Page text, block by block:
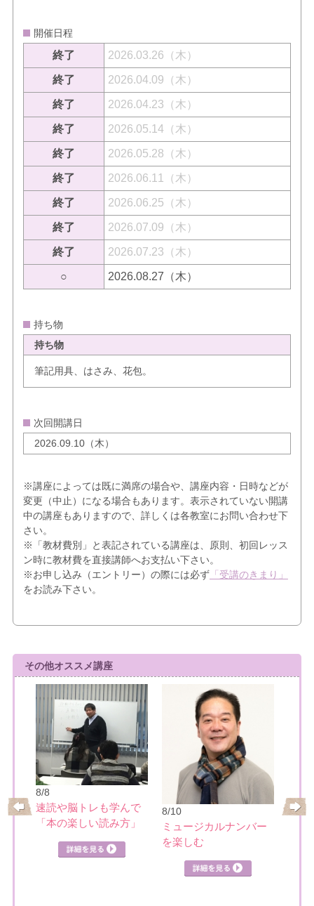
開催日程
終了 2026.03.26（木）
終了 2026.04.09（木）
終了 2026.04.23（木）
終了 2026.05.14（木）
終了 2026.05.28（木）
終了 2026.06.11（木）
終了 2026.06.25（木）
終了 2026.07.09（木）
終了 2026.07.23（木）
○ 2026.08.27（木）
持ち物
持ち物
筆記用具、はさみ、花包。
次回開講日
2026.09.10（木）
※講座によっては既に満席の場合や、講座内容・日時などが
変更（中止）になる場合もあります。表示されていない開講
中の講座もありますので、詳しくは各教室にお問い合わせ下
さい。
※「教材費別」と表記されている講座は、原則、初回レッス
ン時に教材費を直接講師へお支払い下さい。
※お申し込み（エントリー）の際には必ず「受講のきまり」
をお読み下さい。
その他オススメ講座
ぐ
8/8
速読や脳トレも学んで
「本の楽しい読み方」
8/10
ミュージカルナンバー
を楽しむ
8/12
色の
詳細を見る
詳細を見る